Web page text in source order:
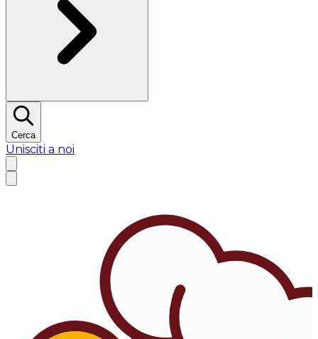
Cerca
Unisciti a noi